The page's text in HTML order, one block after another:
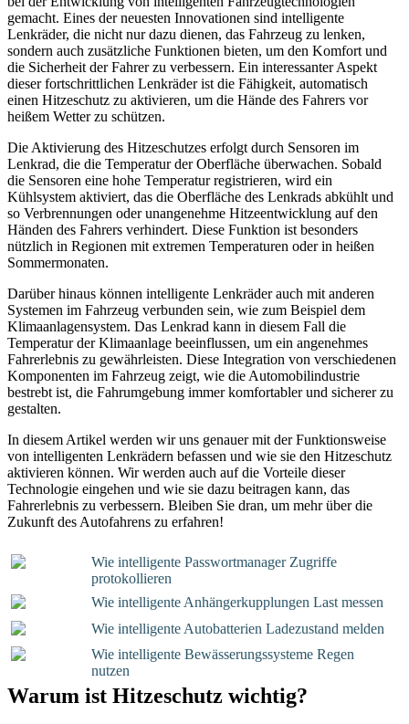
gemacht. Eines der neuesten Innovationen sind intelligente
Lenkräder, die nicht nur dazu dienen, das Fahrzeug zu lenken,
sondern auch zusätzliche Funktionen bieten, um den Komfort und
die Sicherheit der Fahrer zu verbessern. Ein interessanter Aspekt
dieser fortschrittlichen Lenkräder ist die Fähigkeit, automatisch
einen Hitzeschutz zu aktivieren, um die Hände des Fahrers vor
heißem Wetter zu schützen.
Die Aktivierung des Hitzeschutzes erfolgt durch Sensoren im
Lenkrad, die die Temperatur der Oberfläche überwachen. Sobald
die Sensoren eine hohe Temperatur registrieren, wird ein
Kühlsystem aktiviert, das die Oberfläche des Lenkrads abkühlt und
so Verbrennungen oder unangenehme Hitzeentwicklung auf den
Händen des Fahrers verhindert. Diese Funktion ist besonders
nützlich in Regionen mit extremen Temperaturen oder in heißen
Sommermonaten.
Darüber hinaus können intelligente Lenkräder auch mit anderen
Systemen im Fahrzeug verbunden sein, wie zum Beispiel dem
Klimaanlagensystem. Das Lenkrad kann in diesem Fall die
Temperatur der Klimaanlage beeinflussen, um ein angenehmes
Fahrerlebnis zu gewährleisten. Diese Integration von verschiedenen
Komponenten im Fahrzeug zeigt, wie die Automobilindustrie
bestrebt ist, die Fahrumgebung immer komfortabler und sicherer zu
gestalten.
In diesem Artikel werden wir uns genauer mit der Funktionsweise
von intelligenten Lenkrädern befassen und wie sie den Hitzeschutz
aktivieren können. Wir werden auch auf die Vorteile dieser
Technologie eingehen und wie sie dazu beitragen kann, das
Fahrerlebnis zu verbessern. Bleiben Sie dran, um mehr über die
Zukunft des Autofahrens zu erfahren!
Wie intelligente Passwortmanager Zugriffe
protokollieren
Wie intelligente Anhängerkupplungen Last messen
Wie intelligente Autobatterien Ladezustand melden
Wie intelligente Bewässerungssysteme Regen
nutzen
Warum ist Hitzeschutz wichtig?